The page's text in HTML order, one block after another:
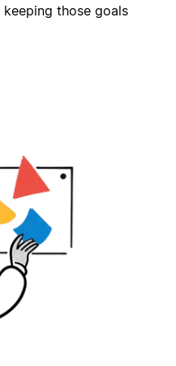
those goals